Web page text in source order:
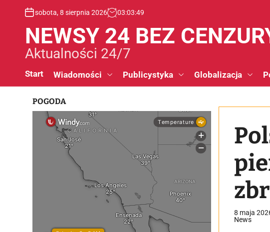
sobota, 8 sierpnia 2026 03:03:50
NEWSY 24 BEZ
Aktualności 24/7
Start Wiadomości Publicystyka Globalizacja
8 maja
News
POGODA